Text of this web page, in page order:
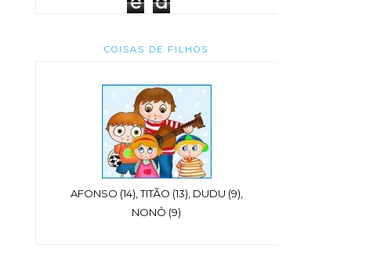
COISAS DE FILHOS
AFONSO (14), TITÃO (13), DUDU (9),
NONÔ (9)